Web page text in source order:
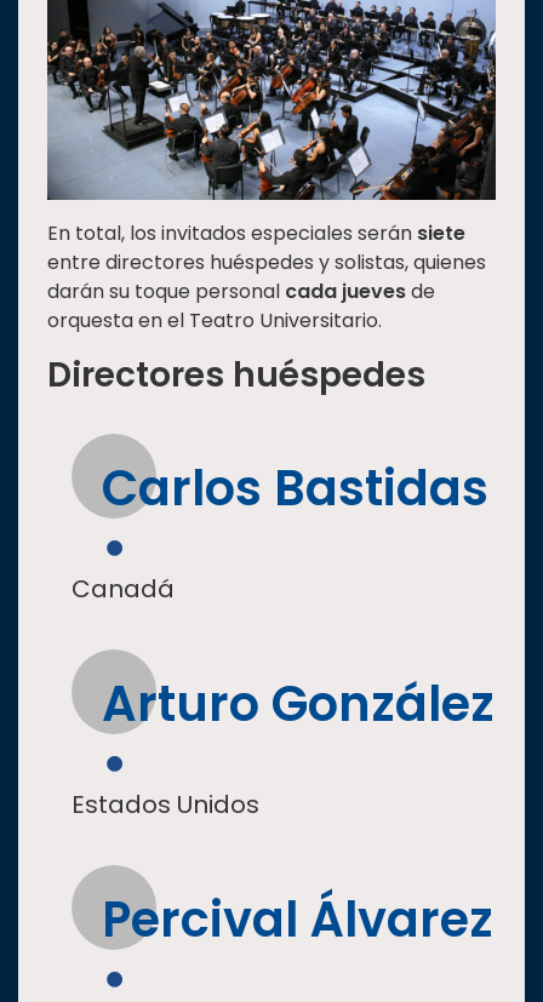
Vinculación
Historia
Universiada
Nacional
En total, los invitados especiales serán siete
entre directores huéspedes y solistas, quienes
darán su toque personal cada juevesde
orquesta en el Teatro Universitario.
Directores huéspedes
Carlos Bastidas
Canadá
Arturo González
Estados Unidos
Percival Álvarez